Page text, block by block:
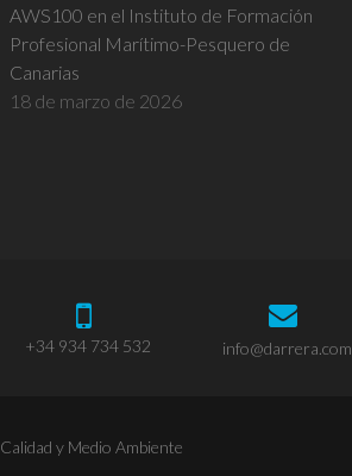
AWS100 en el Instituto de Formación
Profesional Marítimo-Pesquero de
Canarias
18 de marzo de 2026
+34 934 734 532 info@darrera.com
Calidad y Medio Ambiente